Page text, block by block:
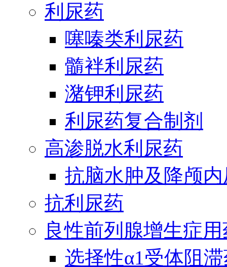
利尿药
噻嗪类利尿药
髓袢利尿药
潴钾利尿药
利尿药复合制剂
高渗脱水利尿药
抗脑水肿及降颅
抗利尿药
良性前列腺增生症
选择性α1受体阻